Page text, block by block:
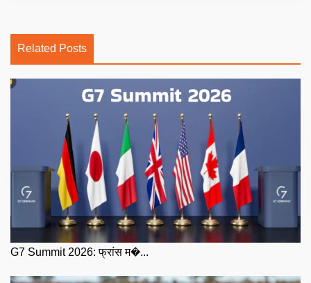
Related Posts
G7 Summit 2026: फ्रांस म�...